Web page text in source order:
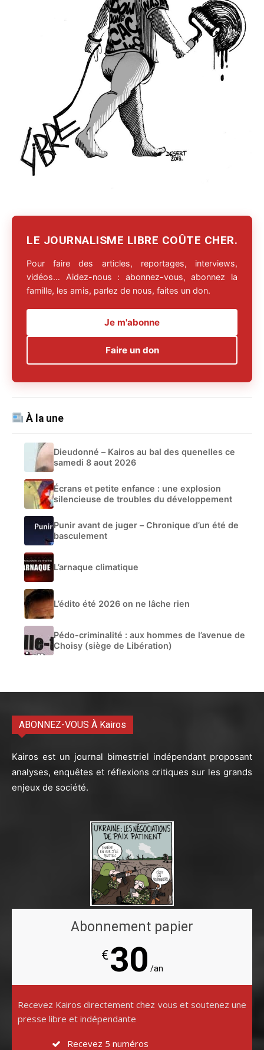
LE JOURNALISME LIBRE COÛTE CHER.
Pour faire des articles, reportages, interviews,
vidéos… Aidez-nous : abonnez-vous, abonnez la
famille, les amis, parlez de nous, faites un don.
Je m'abonne
Faire un don
À la une
Dieudonné – Kairos au bal des quenelles ce
samedi 8 aout 2026
Écrans et petite enfance : une explosion
silencieuse de troubles du développement
Punir avant de juger – Chronique d’un été de
basculement
L’arnaque climatique
L’édito été 2026 on ne lâche rien
Pédo-criminalité : aux hommes de l’avenue de
Choisy (siège de Libération)
ABONNEZ-VOUS À Kairos
Kairos est un journal bimestriel indépendant proposant
analyses, enquêtes et réflexions critiques sur les grands
enjeux de société.
Abonnement papier
€30 /an
Recevez Kairos directement chez vous et soutenez une
presse libre et indépendante
Recevez 5 numéros